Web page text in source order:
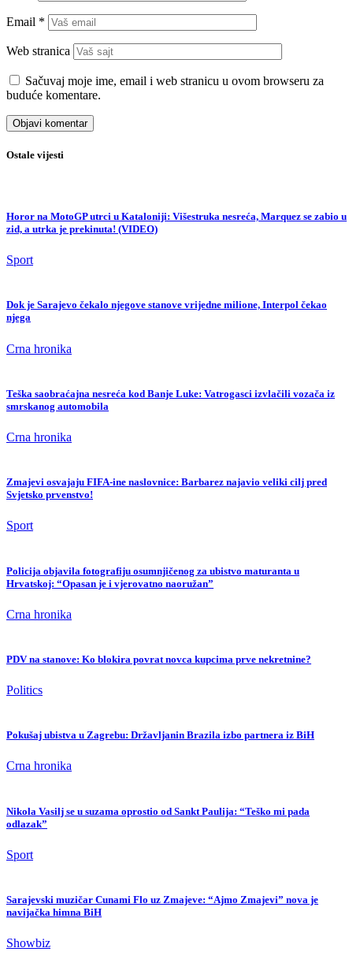
Email *
Web stranica
Sačuvaj moje ime, email i web stranicu u ovom browseru za
buduće komentare.
Ostale vijesti
Horor na MotoGP utrci u Kataloniji: Višestruka nesreća, Marquez se zabio u
zid, a utrka je prekinuta! (VIDEO)
Sport
Dok je Sarajevo čekalo njegove stanove vrijedne milione, Interpol čekao
njega
Crna hronika
Teška saobraćajna nesreća kod Banje Luke: Vatrogasci izvlačili vozača iz
smrskanog automobila
Crna hronika
Zmajevi osvajaju FIFA-ine naslovnice: Barbarez najavio veliki cilj pred
Svjetsko prvenstvo!
Sport
Policija objavila fotografiju osumnjičenog za ubistvo maturanta u
Hrvatskoj: “Opasan je i vjerovatno naoružan”
Crna hronika
PDV na stanove: Ko blokira povrat novca kupcima prve nekretnine?
Politics
Pokušaj ubistva u Zagrebu: Državljanin Brazila izbo partnera iz BiH
Crna hronika
Nikola Vasilj se u suzama oprostio od Sankt Paulija: “Teško mi pada
odlazak”
Sport
Sarajevski muzičar Cunami Flo uz Zmajeve: “Ajmo Zmajevi” nova je
navijačka himna BiH
Showbiz